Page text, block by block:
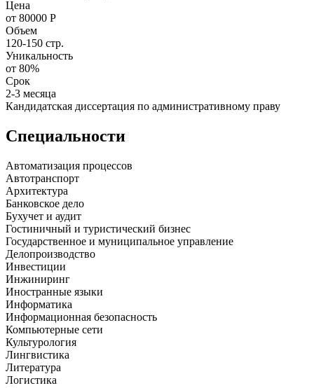
Цена
от 80000 Р
Объем
120-150 стр.
Уникальность
от 80%
Срок
2-3 месяца
Кандидатская диссертация по административному праву
Специальности
Автоматизация процессов
Автотранспорт
Архитектура
Банковское дело
Бухучет и аудит
Гостиничный и туристический бизнес
Государственное и муниципальное управление
Делопроизводство
Инвестиции
Инжиниринг
Иностранные языки
Информатика
Информационная безопасность
Компьютерные сети
Культурология
Лингвистика
Литература
Логистика